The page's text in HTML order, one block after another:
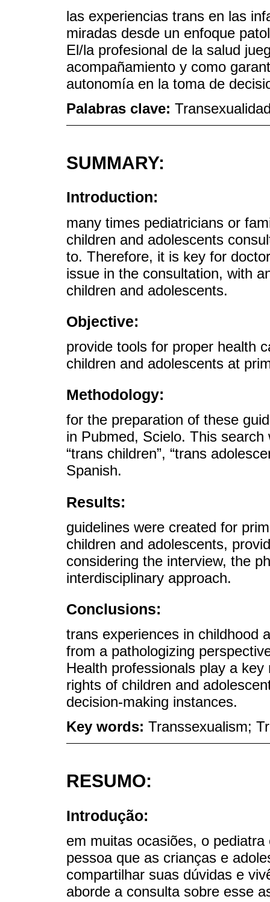
las experiencias trans en las
miradas desde un enfoque
El/la profesional de la salud
acompañamiento y como
autonomía en la toma de
Palabras clave:
SUMMARY:
Introduction:
many times pediatricians or
children and adolescents
to. Therefore, it is key for
issue in the consultation, with
children and adolescents.
Objective:
provide tools for proper health
children and adolescents at
Methodology:
for the preparation of these
in Pubmed, Scielo. This
“trans children”, “trans
Spanish.
Results:
guidelines were created for
children and adolescents,
considering the interview, the
interdisciplinary approach.
Conclusions:
trans experiences in childhood
from a pathologizing
Health professionals play a
rights of children and
decision-making instances.
Key words: Transsexualism;
RESUMO:
Introdução:
em muitas ocasiões, o
pessoa que as crianças e
compartilhar suas dúvidas e
aborde a consulta sobre esse